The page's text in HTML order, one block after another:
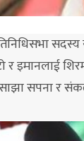
र इमानलाई
सपना र